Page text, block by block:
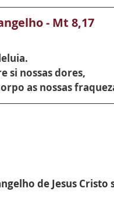
- Mt 8,17
si nossas dores,
as nossas
de Jesus Cristo